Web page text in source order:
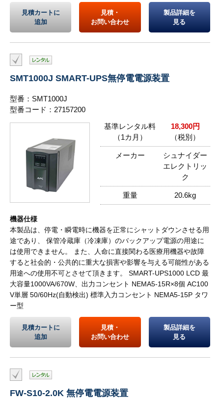
見積カートに
追加
見積・
お問い合わせ
製品詳細を
見る
SMT1000J SMART-UPS無停電電源装置
型番：SMT1000J
型番コード：27157200
基準レンタル料
（1カ月）
18,300円
（税別）
メーカー
シュナイダー
エレクトリッ
ク
重量 20.6kg
機器仕様
本製品は、停電・瞬電時に機器を正常にシャットダウンさせる用
途であり、 保管冷蔵庫（冷凍庫）のバックアップ電源の用途に
は使用できません。 また、人命に直接関わる医療用機器や故障
すると社会的・公共的に重大な損害や影響を与える可能性がある
用途への使用不可とさせて頂きます。 SMART-UPS1000 LCD 最
大容量1000VA/670W、出力コンセント NEMA5-15R×8個 AC100
V単層 50/60Hz(自動検出) 標準入力コンセント NEMA5-15P タワ
ー型
見積カートに
追加
見積・
お問い合わせ
製品詳細を
見る
FW-S10-2.0K 無停電電源装置